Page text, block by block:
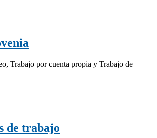
Trabajo por cuenta propia y Trabajo de
de trabajo